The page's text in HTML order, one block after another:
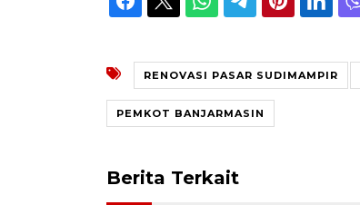
RENOVASI PASAR SUDIMAMPIR
PEMKOT BANJARMASIN
Berita Terkait